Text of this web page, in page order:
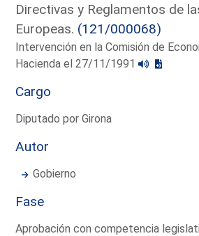
Directivas y Reglamentos de
Europeas. (121/000068)
Intervención en la Comisión de
Hacienda el 27/11/1991
Cargo
Diputado por Girona
Autor
Gobierno
Fase
Aprobación con competencia